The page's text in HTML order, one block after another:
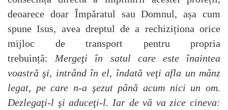
deoarece doar Împăratul sau Domnul, așa cum
spune Isus, avea dreptul de a rechiziționa orice
mijloc de transport pentru propria
trebuință: Mergeţi în satul care este înaintea
voastră şi, intrând în el, îndată veţi afla un mânz
legat, pe care n-a şezut până acum nici un om.
Dezlegaţi-l şi aduceţi-l. Iar de vă va zice cineva: